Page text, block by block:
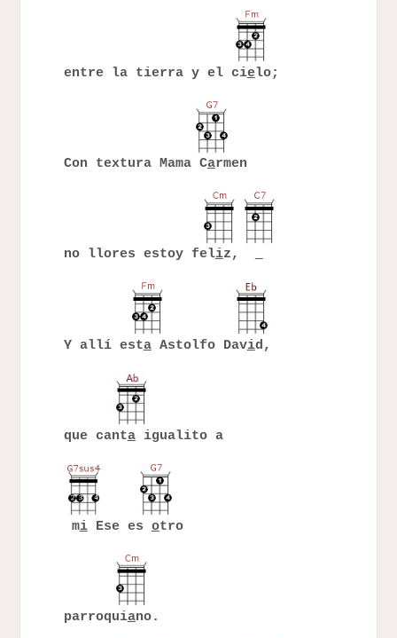
entre la tierra y el cielo;
Con textura Mama Carmen
no llores estoy feliz,
Y allí estaAstolfo David,
que cantaigualito a
miEse es otro
parroquiano.